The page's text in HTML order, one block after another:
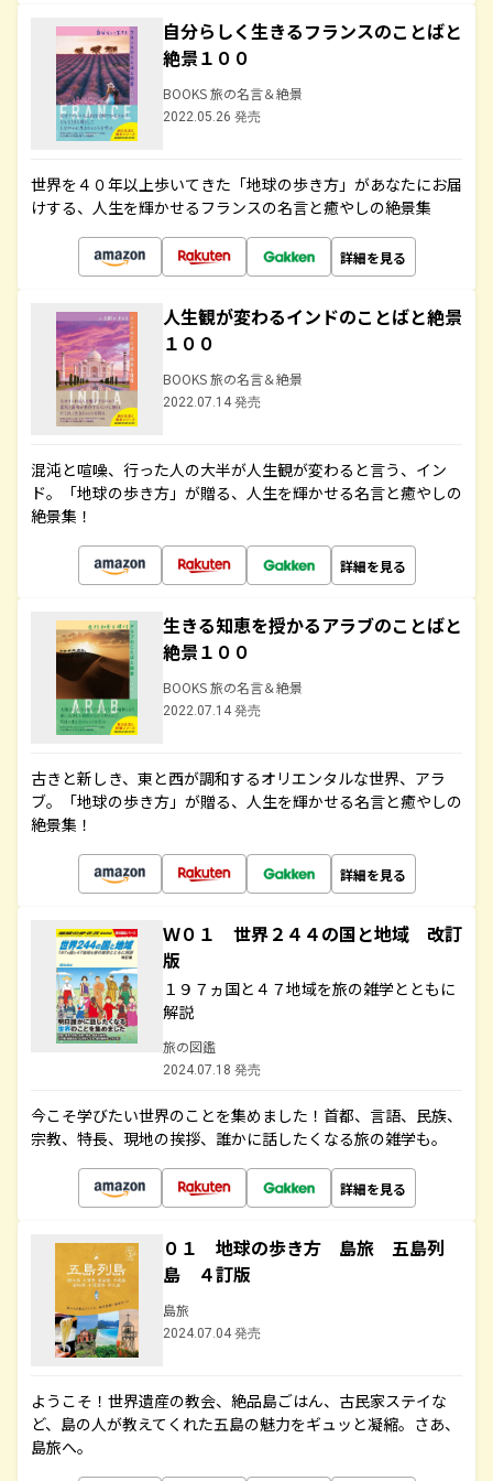
自分らしく生きるフランスのことばと
絶景１００
BOOKS 旅の名言＆絶景
2022.05.26 発売
世界を４０年以上歩いてきた「地球の歩き方」があなたにお届
けする、人生を輝かせるフランスの名言と癒やしの絶景集
詳細を見る
人生観が変わるインドのことばと絶景
１００
BOOKS 旅の名言＆絶景
2022.07.14 発売
混沌と喧噪、行った人の大半が人生観が変わると言う、イン
ド。「地球の歩き方」が贈る、人生を輝かせる名言と癒やしの
絶景集！
詳細を見る
生きる知恵を授かるアラブのことばと
絶景１００
BOOKS 旅の名言＆絶景
2022.07.14 発売
古きと新しき、東と西が調和するオリエンタルな世界、アラ
ブ。「地球の歩き方」が贈る、人生を輝かせる名言と癒やしの
絶景集！
詳細を見る
Ｗ０１ 世界２４４の国と地域 改訂
版
１９７ヵ国と４７地域を旅の雑学とともに
解説
旅の図鑑
2024.07.18 発売
今こそ学びたい世界のことを集めました！首都、言語、民族、
宗教、特長、現地の挨拶、誰かに話したくなる旅の雑学も。
詳細を見る
０１ 地球の歩き方 島旅 五島列
島 ４訂版
島旅
2024.07.04 発売
ようこそ！世界遺産の教会、絶品島ごはん、古民家ステイな
ど、島の人が教えてくれた五島の魅力をギュッと凝縮。さあ、
島旅へ。